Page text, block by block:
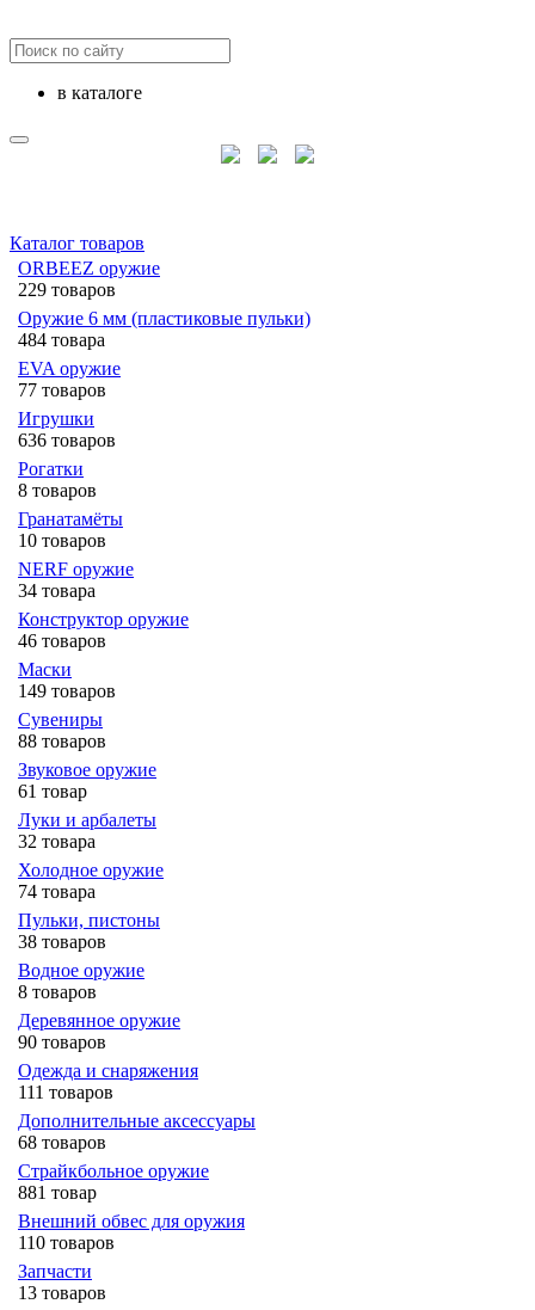
в каталоге
Каталог товаров
ORBEEZ оружие
229 товаров
Оружие 6 мм (пластиковые пульки)
484 товара
EVA оружие
77 товаров
Игрушки
636 товаров
Рогатки
8 товаров
Гранатамёты
10 товаров
NERF оружие
34 товара
Конструктор оружие
46 товаров
Маски
149 товаров
Сувениры
88 товаров
Звуковое оружие
61 товар
Луки и арбалеты
32 товара
Холодное оружие
74 товара
Пульки, пистоны
38 товаров
Водное оружие
8 товаров
Деревянное оружие
90 товаров
Одежда и снаряжения
111 товаров
Дополнительные аксессуары
68 товаров
Страйкбольное оружие
881 товар
Внешний обвес для оружия
110 товаров
Запчасти
13 товаров